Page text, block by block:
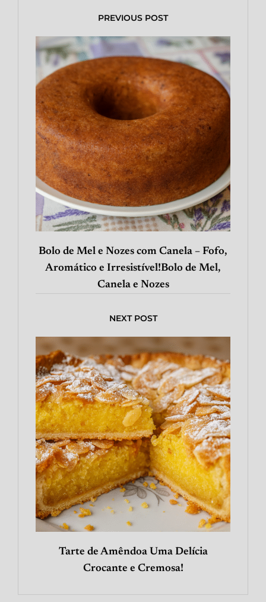
PREVIOUS POST
Bolo de Mel e Nozes com Canela – Fofo,
Aromático e Irresistível!Bolo de Mel,
Canela e Nozes
NEXT POST
Tarte de Amêndoa Uma Delícia
Crocante e Cremosa!